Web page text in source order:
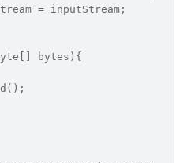
= inputStream;
bytes){